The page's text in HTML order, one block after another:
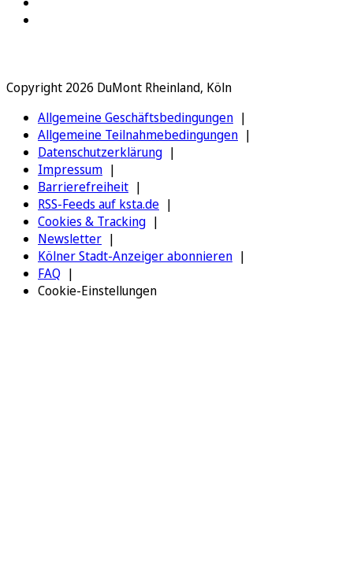
Copyright 2026 DuMont Rheinland, Köln
Allgemeine Geschäftsbedingungen
Allgemeine Teilnahmebedingungen
Datenschutzerklärung
Impressum
Barrierefreiheit
RSS-Feeds auf ksta.de
Cookies & Tracking
Newsletter
Kölner Stadt-Anzeiger abonnieren
FAQ
Cookie-Einstellungen